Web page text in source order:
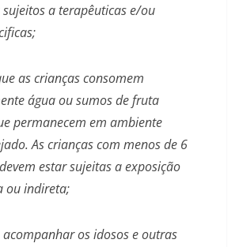
a terapêuticas e/ou
as crianças consomem
água ou sumos de fruta
permanecem em ambiente
As crianças com menos de 6
estar sujeitas a exposição
ou indireta;
acompanhar os idosos e outras